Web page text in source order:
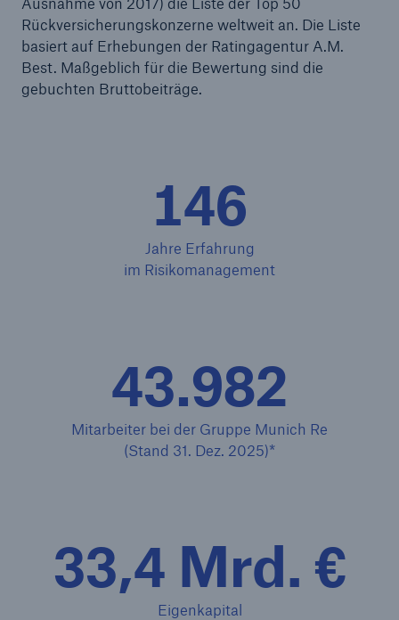
Rückversicherungskonzerne weltweit an. Die Liste
basiert auf Erhebungen der Ratingagentur A.M.
Best. Maßgeblich für die Bewertung sind die
gebuchten Bruttobeiträge.
146
Jahre Erfahrung
im Risikomanagement
43.982
Mitarbeiter bei der Gruppe Munich Re
(Stand 31. Dez. 2025)*
33,4 Mrd. €
Eigenkapital
Naturkatastrophen
Versicherungslücke: der Anteil der nicht
versicherten Schäden aus Naturkatastrophen
71.8%
Lösungen
Sachdeckung durch einen leistungsfähigen
Rückversicherungspartner